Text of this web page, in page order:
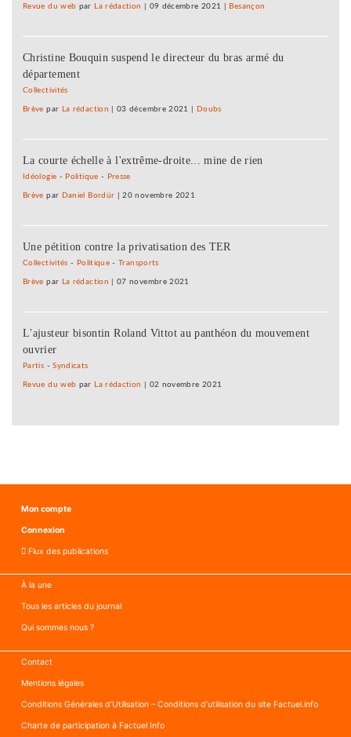
Revue du web par La rédaction 09 décembre 2021 Besançon
Christine Bouquin suspend le directeur du bras armé du
département
Collectivités
Brève par La rédaction |03 décembre 2021 Doubs
La courte échelle à l'extrême-droite... mine de rien
Idéologie - Politique - Presse
Brève par Daniel Bordür |20 novembre 2021
Une pétition contre la privatisation des TER
Collectivités - Politique -Transports
Brève par La rédaction |07 novembre 2021
L'ajusteur bisontin Roland Vittot au panthéon du mouvement
ouvrier
Partis -Syndicats
Revue du web par La rédaction 02 novembre 2021
Mon compte
Connexion
Flux des publications
À la une
Tous les articles du journal
Qui sommes nous ?
Contact
Mentions légales
Conditions Générales d’Utilisation – Conditions d’utilisation du site Factuel.info
Charte de participation à Factuel Info